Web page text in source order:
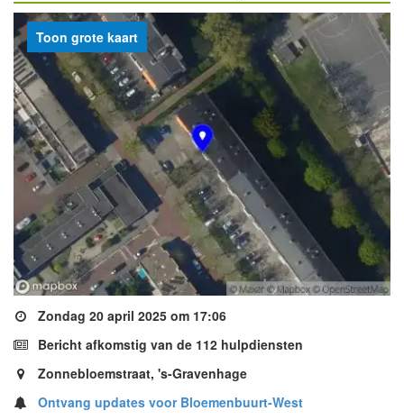
Zondag 20 april 2025 om 17:06
Bericht afkomstig van de 112 hulpdiensten
Zonnebloemstraat, 's-Gravenhage
Ontvang updates voor Bloemenbuurt-West
Toon grote kaart